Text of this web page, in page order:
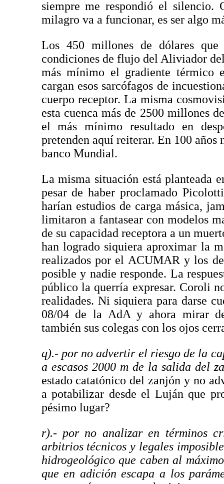
siempre me respondió el silencio.
milagro va a funcionar, es ser algo
Los 450 millones de dólares que
condiciones de flujo del Aliviador
más mínimo el gradiente térmico
cargan esos sarcófagos de
cuerpo receptor. La misma
esta cuenca más de 2500 millones
el más mínimo resultado en
pretenden aquí reiterar. En 100
banco Mundial.
La misma situación está planteada
pesar de haber proclamado
harían estudios de carga másica,
limitaron a fantasear con modelos
de su capacidad receptora a un
han logrado siquiera aproximar la
realizados por el ACUMAR y los
posible y nadie responde. La
público la querría expresar. Coroli
realidades. Ni siquiera para darse
08/04 de la AdA y ahora mirar
también sus colegas con los ojos
q).- por no advertir el riesgo de la
a escasos 2000 m de la salida del
estado catatónico del zanjón y no
a potabilizar desde el Luján que
pésimo lugar?
r).- por no analizar en términos
arbitrios técnicos y legales
hidrogeológico que caben al
que en adición escapa a los